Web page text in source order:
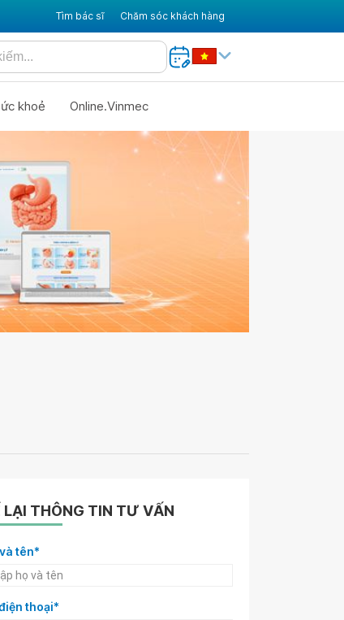
Tìm bác sĩ Chăm sóc khách hàng
khoẻ Online.Vinmec
LẠI THÔNG TIN TƯ VẤN
tên*
thoại*